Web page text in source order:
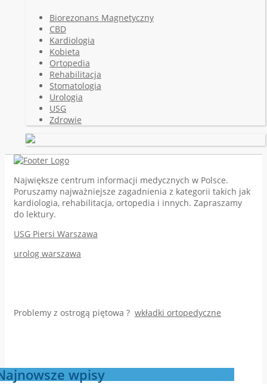
Biorezonans Magnetyczny
CBD
Kardiologia
Kobieta
Ortopedia
Rehabilitacja
Stomatologia
Urologia
USG
Zdrowie
Największe centrum informacji medycznych w Polsce.
Poruszamy najważniejsze zagadnienia z kategorii takich jak
kardiologia, rehabilitacja, ortopedia i innych. Zapraszamy
do lektury.
USG Piersi Warszawa
urolog warszawa
Problemy z ostrogą piętowa ? wkładki ortopedyczne
wpisy